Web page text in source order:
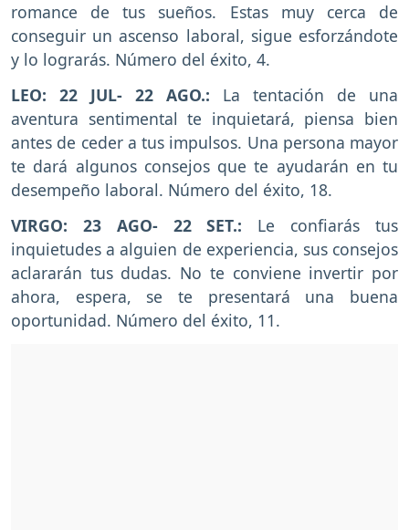
romance de tus sueños. Estas muy cerca de
conseguir un ascenso laboral, sigue esforzándote
y lo lograrás. Número del éxito, 4.
LEO: 22 JUL- 22 AGO.: La tentación de una
aventura sentimental te inquietará, piensa bien
antes de ceder a tus impulsos. Una persona mayor
te dará algunos consejos que te ayudarán en tu
desempeño laboral. Número del éxito, 18.
VIRGO: 23 AGO- 22 SET.: Le confiarás tus
inquietudes a alguien de experiencia, sus consejos
aclararán tus dudas. No te conviene invertir por
ahora, espera, se te presentará una buena
oportunidad. Número del éxito, 11.